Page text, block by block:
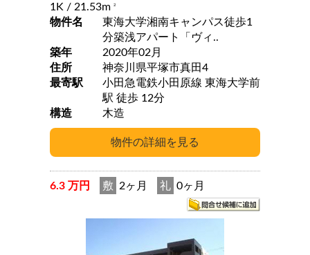
1K / 21.53m 2
物件名
東海大学湘南キャンパス徒歩1
分築浅アパート「ヴィ..
築年
2020年02月
住所
神奈川県平塚市真田4
最寄駅
小田急電鉄小田原線 東海大学前
駅 徒歩 12分
構造
木造
6.3 万円 敷 2ヶ月 礼 0ヶ月